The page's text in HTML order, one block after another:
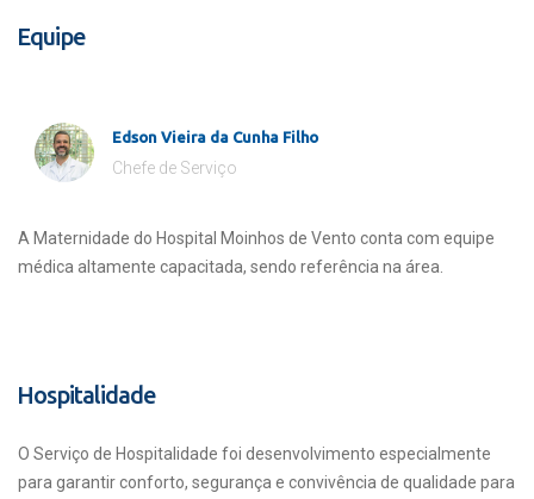
Equipe
Edson Vieira da Cunha Filho
Chefe de Serviço
A Maternidade do Hospital Moinhos de Vento conta com equipe
médica altamente capacitada, sendo referência na área.
Hospitalidade
O Serviço de Hospitalidade foi desenvolvimento especialmente
para garantir conforto, segurança e convivência de qualidade para